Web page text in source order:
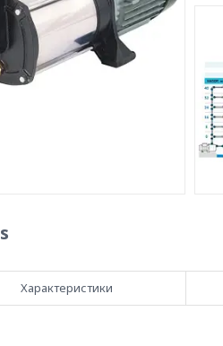
Характеристики